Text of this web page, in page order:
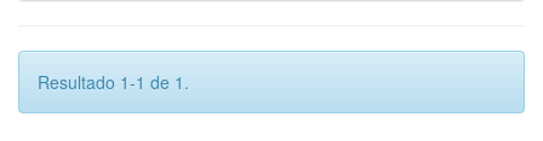
Resultado 1-1 de 1.